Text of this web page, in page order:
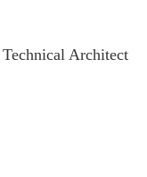
Architect